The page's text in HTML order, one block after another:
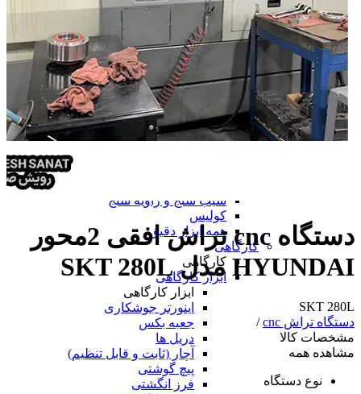
ابزار دقیق
ابزار دقیق
پرگار صنعتی
پوزیشنر
پوزیشنر
پوزیشنر الکتروپنوماتیکی
پوزیشنر پنوماتیکی
همه پوزیشنر
تراز
شیب سنج و زاویه سنج
کولیس
همه ابزار دقیق
کارگاهی
کارگاهی
ابزار کارگاهی
ابزار کارگاهی
اینورتر جوشکاری
جعبه بکس
دریل ها
آچار (ثابت و قابل تنظیم)
پیچ گوشتی
فرز انگشتی
دستگاه cnc تراش افقی 2محور
HYUNDAI مدل SKT 280L
SKT 280L
دستگاه تراش cnc
/
مشخصات کالا
مشاهده همه
نوع دستگاه